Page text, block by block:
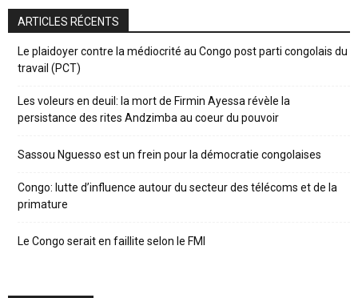
ARTICLES RÉCENTS
Le plaidoyer contre la médiocrité au Congo post parti congolais du
travail (PCT)
Les voleurs en deuil: la mort de Firmin Ayessa révèle la
persistance des rites Andzimba au coeur du pouvoir
Sassou Nguesso est un frein pour la démocratie congolaises
Congo: lutte d’influence autour du secteur des télécoms et de la
primature
Le Congo serait en faillite selon le FMI